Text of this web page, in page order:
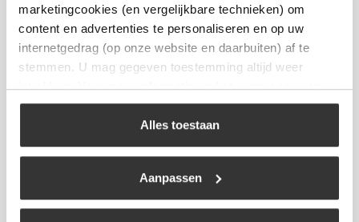
marketingcookies (en vergelijkbare technieken) om
content en advertenties te personaliseren en op uw
internetgedrag (op onze website en daarbuiten) af te
stemmen. U mag gegeven toestemming altijd weer
intrekken. Voor meer informatie en het aanpassen van
uw keuze op onze website verwijzen wij u naar ons
Alles toestaan
Aanpassen
Bekijk